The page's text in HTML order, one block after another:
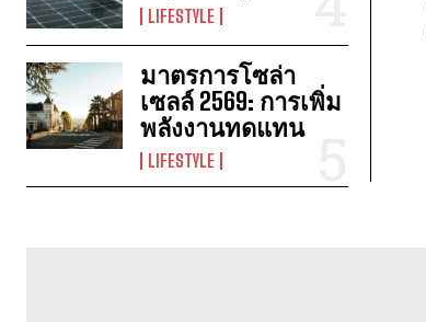
LIFESTYLE
มาตรการโซล่า
เซลล์ 2569: การเพิ่ม
พลังงานทดแทน
LIFESTYLE